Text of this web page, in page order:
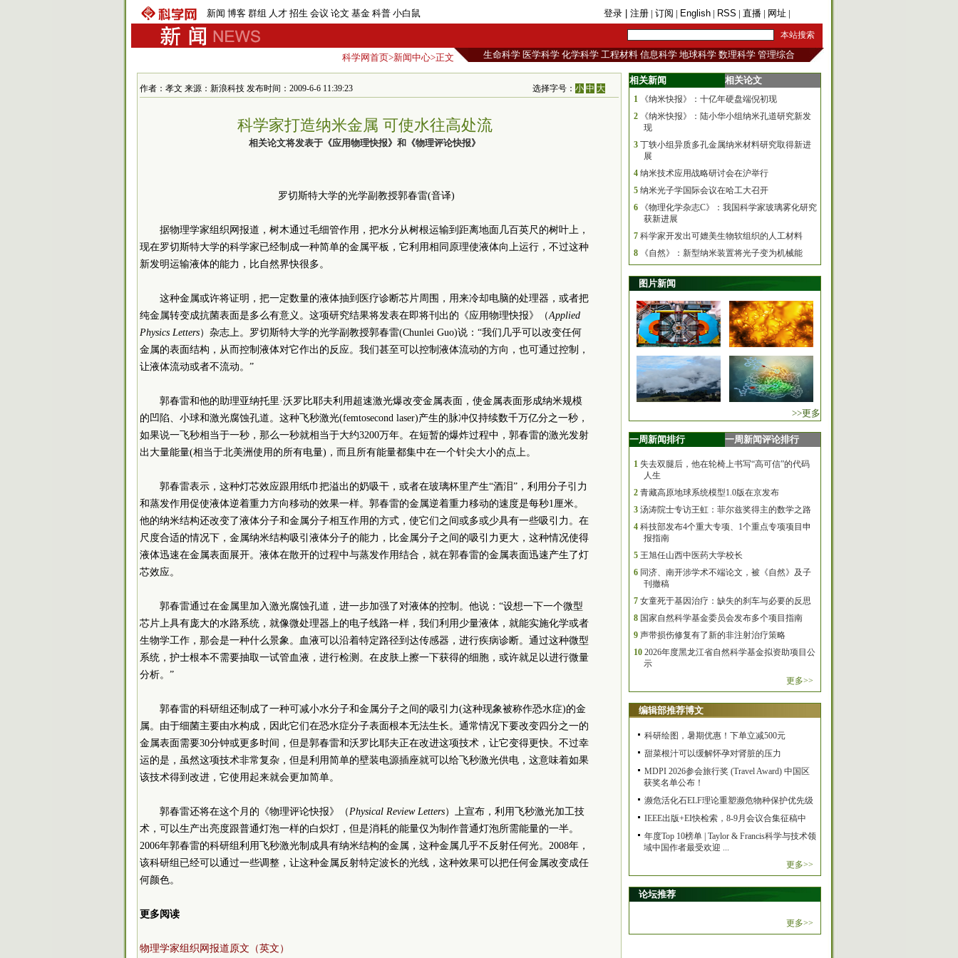
新闻 博客 群组 人才 招生 会议 论文 基金 科普 小白鼠 登录 | 注册 | 订阅 | English | RSS | 直播 | 网址 |
科学网首页>新闻中心>正文 生命科学 医学科学 化学科学 工程材料 信息科学 地球科学 数理科学 管理综合
作者：孝文 来源：新浪科技 发布时间：2009-6-6 11:39:23 选择字号：小 中 大
科学家打造纳米金属 可使水往高处流
相关论文将发表于《应用物理快报》和《物理评论快报》
罗切斯特大学的光学副教授郭春雷(音译)
据物理学家组织网报道，树木通过毛细管作用，把水分从树根运输到距离地面几百英尺的树叶上，
现在罗切斯特大学的科学家已经制成一种简单的金属平板，它利用相同原理使液体向上运行，不过这种
新发明运输液体的能力，比自然界快很多。
这种金属或许将证明，把一定数量的液体抽到医疗诊断芯片周围，用来冷却电脑的处理器，或者把
纯金属转变成抗菌表面是多么有意义。这项研究结果将发表在即将刊出的《应用物理快报》（Applied
Physics Letters）杂志上。罗切斯特大学的光学副教授郭春雷(Chunlei Guo)说：“我们几乎可以改变任何
金属的表面结构，从而控制液体对它作出的反应。我们甚至可以控制液体流动的方向，也可通过控制，
让液体流动或者不流动。”
郭春雷和他的助理亚纳托里·沃罗比耶夫利用超速激光爆改变金属表面，使金属表面形成纳米规模
的凹陷、小球和激光腐蚀孔道。这种飞秒激光(femtosecond laser)产生的脉冲仅持续数千万亿分之一秒，
如果说一飞秒相当于一秒，那么一秒就相当于大约3200万年。在短暂的爆炸过程中，郭春雷的激光发射
出大量能量(相当于北美洲使用的所有电量)，而且所有能量都集中在一个针尖大小的点上。
郭春雷表示，这种灯芯效应跟用纸巾把溢出的奶吸干，或者在玻璃杯里产生“酒泪”，利用分子引力
和蒸发作用促使液体逆着重力方向移动的效果一样。郭春雷的金属逆着重力移动的速度是每秒1厘米。
他的纳米结构还改变了液体分子和金属分子相互作用的方式，使它们之间或多或少具有一些吸引力。在
尺度合适的情况下，金属纳米结构吸引液体分子的能力，比金属分子之间的吸引力更大，这种情况使得
液体迅速在金属表面展开。液体在散开的过程中与蒸发作用结合，就在郭春雷的金属表面迅速产生了灯
芯效应。
郭春雷通过在金属里加入激光腐蚀孔道，进一步加强了对液体的控制。他说：“设想一下一个微型
芯片上具有庞大的水路系统，就像微处理器上的电子线路一样，我们利用少量液体，就能实施化学或者
生物学工作，那会是一种什么景象。血液可以沿着特定路径到达传感器，进行疾病诊断。通过这种微型
系统，护士根本不需要抽取一试管血液，进行检测。在皮肤上擦一下获得的细胞，或许就足以进行微量
分析。”
郭春雷的科研组还制成了一种可减小水分子和金属分子之间的吸引力(这种现象被称作恐水症)的金
属。由于细菌主要由水构成，因此它们在恐水症分子表面根本无法生长。通常情况下要改变四分之一的
金属表面需要30分钟或更多时间，但是郭春雷和沃罗比耶夫正在改进这项技术，让它变得更快。不过幸
运的是，虽然这项技术非常复杂，但是利用简单的壁装电源插座就可以给飞秒激光供电，这意味着如果
该技术得到改进，它使用起来就会更加简单。
郭春雷还将在这个月的《物理评论快报》（Physical Review Letters）上宣布，利用飞秒激光加工技
术，可以生产出亮度跟普通灯泡一样的白炽灯，但是消耗的能量仅为制作普通灯泡所需能量的一半。
2006年郭春雷的科研组利用飞秒激光制成具有纳米结构的金属，这种金属几乎不反射任何光。2008年，
该科研组已经可以通过一些调整，让这种金属反射特定波长的光线，这种效果可以把任何金属改变成任
何颜色。
更多阅读
物理学家组织网报道原文（英文）
相关新闻 相关论文
1
《纳米快报》：十亿年硬盘端倪初现
2
《纳米快报》：陆小华小组纳米孔道研究新发
现
3 丁轶小组异质多孔金属纳米材料研究取得新进
展
4 纳米技术应用战略研讨会在沪举行
5 纳米光子学国际会议在哈工大召开
6
《物理化学杂志C》：我国科学家玻璃雾化研究
获新进展
7 科学家开发出可媲美生物软组织的人工材料
8
《自然》：新型纳米装置将光子变为机械能
图片新闻
>>更多
一周新闻排行 一周新闻评论排行
1 失去双腿后，他在轮椅上书写“高可信”的代码
人生
2 青藏高原地球系统模型1.0版在京发布
3 汤涛院士专访王虹：菲尔兹奖得主的数学之路
4 科技部发布4个重大专项、1个重点专项项目申
报指南
5 王旭任山西中医药大学校长
6 同济、南开涉学术不端论文，被《自然》及子
刊撤稿
7 女童死于基因治疗：缺失的刹车与必要的反思
8 国家自然科学基金委员会发布多个项目指南
9 声带损伤修复有了新的非注射治疗策略
10 2026年度黑龙江省自然科学基金拟资助项目公
示
更多>>
编辑部推荐博文
科研绘图，暑期优惠！下单立减500元
甜菜根汁可以缓解怀孕对肾脏的压力
MDPI 2026参会旅行奖 (Travel Award) 中国区
获奖名单公布！
濒危活化石ELF理论重塑濒危物种保护优先级
IEEE出版+EI快检索，8-9月会议合集征稿中
年度Top 10榜单 | Taylor & Francis科学与技术领
域中国作者最受欢迎 ...
更多>>
论坛推荐
更多>>